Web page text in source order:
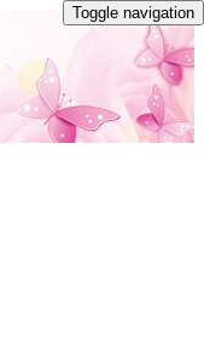
Toggle navigation